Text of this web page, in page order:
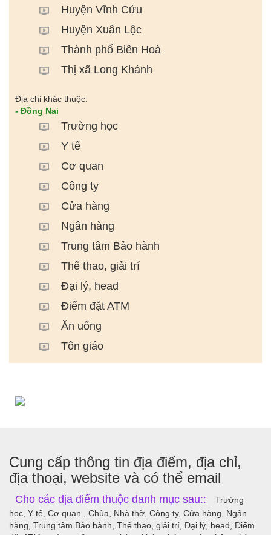
Huyện Vĩnh Cửu
Huyện Xuân Lộc
Thành phố Biên Hoà
Thị xã Long Khánh
Địa chỉ khác thuộc:
- Đồng Nai
Trường học
Y tế
Cơ quan
Công ty
Cửa hàng
Ngân hàng
Trung tâm Bảo hành
Thể thao, giải trí
Đại lý, head
Điểm đặt ATM
Ăn uống
Tôn giáo
Cung cấp thông tin địa điểm, địa chỉ,
địa thoại, website và có thể email
Cho các địa điểm thuộc danh mục sau::
Trường
học, Y tế, Cơ quan , Chùa, Nhà thờ, Công ty, Cửa hàng, Ngân
hàng, Trung tâm Bảo hành, Thể thao, giải trí, Đại lý, head, Điểm